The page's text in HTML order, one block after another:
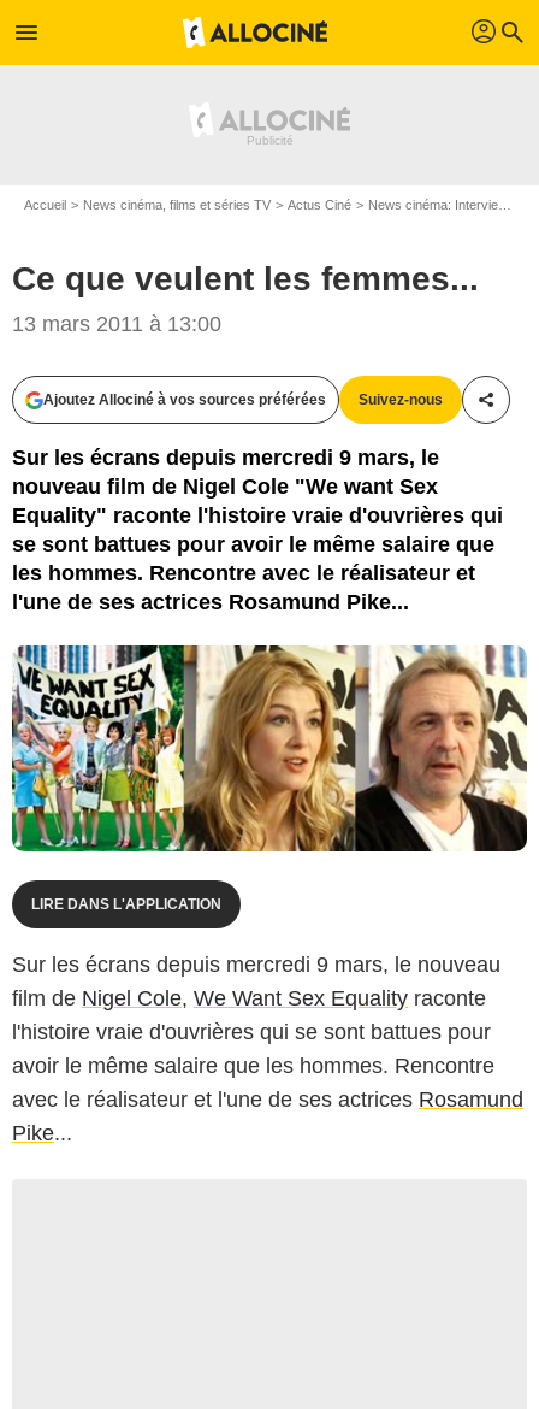
menu profil search
Accueil News cinéma, films et séries TV Actus Ciné News cinéma: Interviews
Ce que veulent les femmes...
13 mars 2011 à 13:00
Ajoutez Allociné à vos sources préférées Suivez-nous
Sur les écrans depuis mercredi 9 mars, le
nouveau film de Nigel Cole "We want Sex
Equality" raconte l'histoire vraie d'ouvrières qui
se sont battues pour avoir le même salaire que
les hommes. Rencontre avec le réalisateur et
l'une de ses actrices Rosamund Pike...
LIRE DANS L'APPLICATION
Sur les écrans depuis mercredi 9 mars, le nouveau
film de Nigel Cole, We Want Sex Equality raconte
l'histoire vraie d'ouvrières qui se sont battues pour
avoir le même salaire que les hommes. Rencontre
avec le réalisateur et l'une de ses actrices Rosamund
Pike...